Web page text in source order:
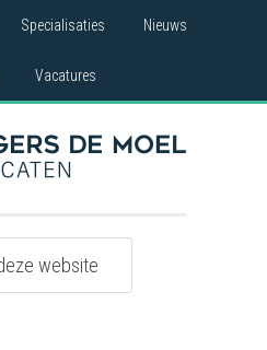
Specialisaties Nieuws
Vacatures